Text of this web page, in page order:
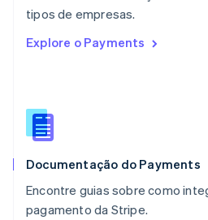
tipos de empresas.
Explore o Payments
Documentação do Payments
Encontre guias sobre como
pagamento da Stripe.
English
NederlandsEnglish
Português
RAE de Hong Kong, China
Reino Unido
República Tcheca
English